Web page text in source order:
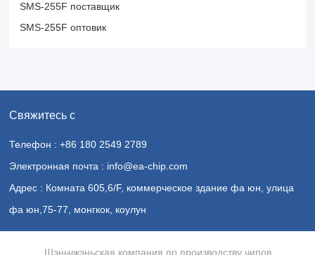
SMS-255F поставщик
SMS-255F оптовик
Свяжитесь с
Телефон : +86 180 2549 2789
Электронная почта : info@ea-chip.com
Адрес : Комната 605,6/F, коммерческое здание фа юн, улица
фа юн,75-77, монгкок, коулун
Шэньчжэньская компания по производству чипов